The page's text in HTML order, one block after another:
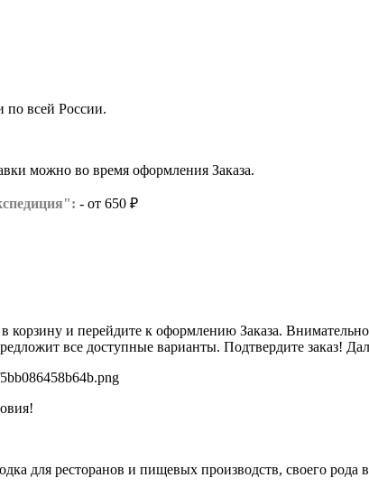
по всей России.
можно во время оформления Заказа.
- от 650 ₽
корзину и перейдите к оформлению Заказа.
все доступные варианты. Подтвердите заказ!
для ресторанов и пищевых производств, своего